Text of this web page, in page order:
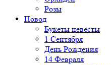
Розы
Повод
Букеты невесты
1 Сентября
День Рождения
14 Февраля